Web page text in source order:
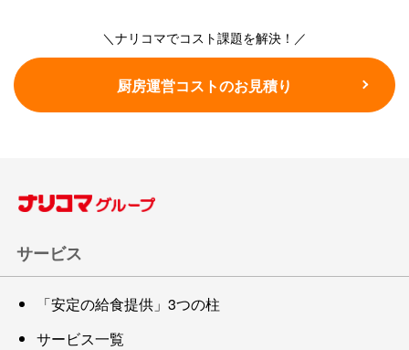
＼ナリコマでコスト課題を解決！／
厨房運営コストのお見積り
サービス
「安定の給食提供」3つの柱
サービス一覧